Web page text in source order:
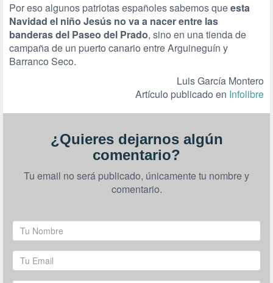
Por eso algunos patriotas españoles sabemos queesta
Navidad el niño Jesús no va a nacer entre las
banderas del Paseo del Prado, sino en una tienda de
campaña de un puerto canario entre Arguineguín y
Barranco Seco.
Luis García Montero
Artículo publicado en Infolibre
¿Quieres dejarnos algún
comentario?
Tu email no será publicado, únicamente tu nombre y
comentario.